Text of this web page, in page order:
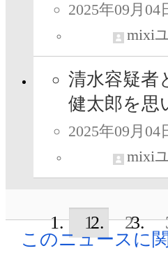
2025年09月04
mixi
清水容疑者
健太郎を思
2025年09月04
mixi
1 2
このニュースに